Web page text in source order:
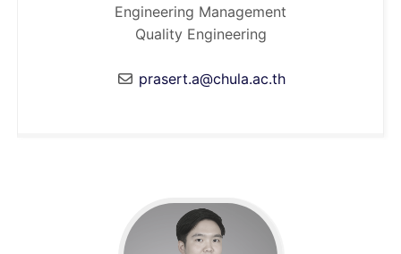
Engineering Management
Quality Engineering
prasert.a@chula.ac.th